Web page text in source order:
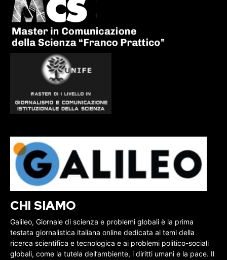
CHI SIAMO
Galileo, Giornale di scienza e problemi globali è la prima
testata giornalistica italiana online dedicata ai temi della
ricerca scientifica e tecnologica e ai problemi politico-sociali
globali, come la tutela dell’ambiente, i diritti umani e la pace. Il